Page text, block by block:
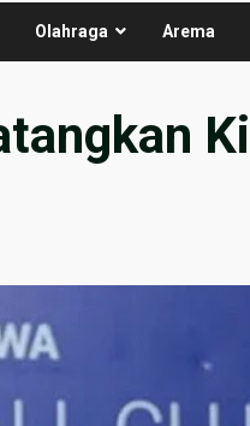
Olahraga Arema